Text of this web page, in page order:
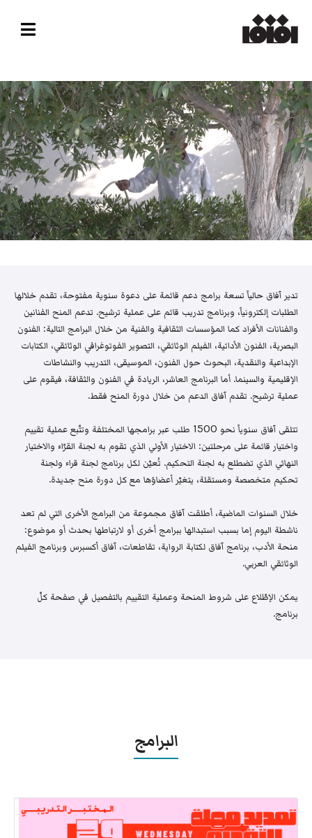
تدير آفاق حالياً تسعة برامج دعم قائمة على دعوة سنوية مفتوحة، تقدم خلالها
الطلبات إلكترونياً، وبرنامج تدريب قائم على عملية ترشيح. تدعم المنح الفنانين
والفنانات الأفراد كما المؤسسات الثقافية والفنية من خلال البرامج التالية: الفنون
البصرية، الفنون الأدائية، الفيلم الوثائقي، التصوير الفوتوغرافي الوثائقي، الكتابات
الإبداعية والنقدية، البحوث حول الفنون، الموسيقى، التدريب والنشاطات
الإقليمية والسينما. أما البرنامج العاشر، الريادة في الفنون والثقافة، فيقوم على
عملية ترشيح. تقدم آفاق الدعم من خلال دورة المنح فقط.
تتلقى آفاق سنوياً نحو 1500 طلب عبر برامجها المختلفة وتتّبع عملية تقييم
واختيار قائمة على مرحلتين: الاختيار الأولي الذي تقوم به لجنة القرّاء والاختيار
النهائي الذي تضطلع به لجنة التحكيم. تُعيّن لكل برنامج لجنة قراء ولجنة
تحكيم متخصصة ومستقلة، يتغيّر أعضاؤها مع كل دورة منح جديدة.
خلال السنوات الماضية، أطلقت آفاق مجموعة من البرامج الأخرى التي لم تعد
ناشطة اليوم إما بسبب استبدالها ببرامج أخرى أو لارتباطها بحدث أو موضوع:
منحة الأدب، برنامج آفاق لكتابة الرواية، تقاطعات، آفاق أكسبرس وبرنامج الفيلم
الوثائقي العربي.
يمكن الإطّلاع على شروط المنحة وعملية التقييم بالتفصيل في صفحة كلّ
برنامج.
البرامج